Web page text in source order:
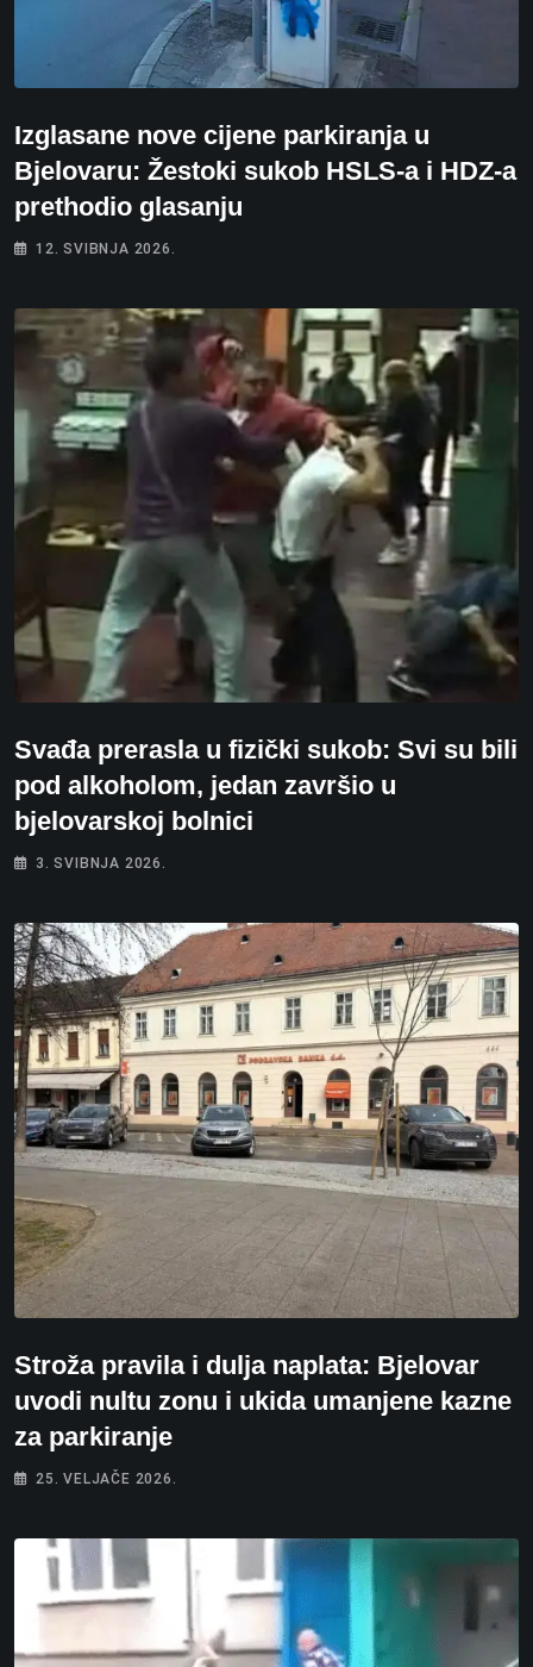
Izglasane nove cijene parkiranja u
Bjelovaru: Žestoki sukob HSLS-a i HDZ-a
prethodio glasanju
12. SVIBNJA 2026.
Svađa prerasla u fizički sukob: Svi su bili
pod alkoholom, jedan završio u
bjelovarskoj bolnici
3. SVIBNJA 2026.
Stroža pravila i dulja naplata: Bjelovar
uvodi nultu zonu i ukida umanjene kazne
za parkiranje
25. VELJAČE 2026.